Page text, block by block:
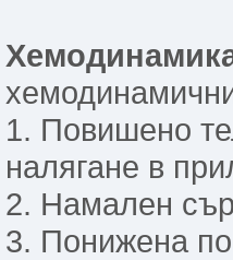
1. Повишено
налягане в
2. Намален
3. Понижена